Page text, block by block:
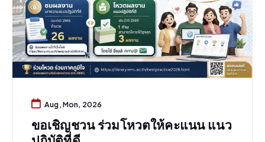
Aug, Mon, 2026
ขอเชิญชวน ร่วมโหวตให้คะแนน แนว